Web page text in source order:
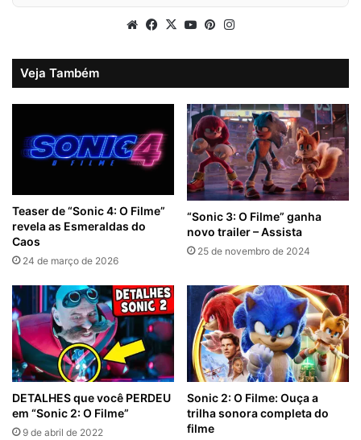
WebsiteFacebook
X YouTubePinterest
Veja Também
Teaser de “Sonic 4: O Filme”
revela as Esmeraldas do
Caos
24 de março de 2026
“Sonic 3: O Filme” ganha
novo trailer – Assista
25 de novembro de 2024
DETALHES que você PERDEU
em “Sonic 2: O Filme”
9 de abril de 2022
Sonic 2: O Filme: Ouça a
trilha sonora completa do
filme